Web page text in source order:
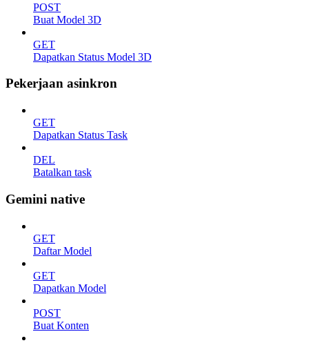
POST
Buat Model 3D
GET
Dapatkan Status Model 3D
Pekerjaan asinkron
GET
Dapatkan Status Task
DEL
Batalkan task
Gemini native
GET
Daftar Model
GET
Dapatkan Model
POST
Buat Konten